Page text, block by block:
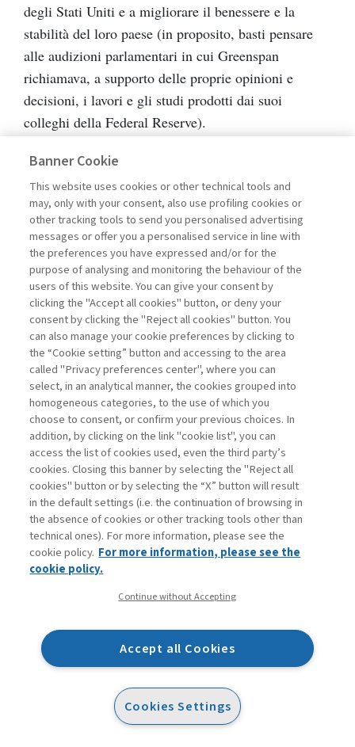
degli Stati Uniti e a migliorare il benessere e la
stabilità del loro paese (in proposito, basti pensare
alle audizioni parlamentari in cui Greenspan
richiamava, a supporto delle proprie opinioni e
decisioni, i lavori e gli studi prodotti dai suoi
colleghi della Federal Reserve).
Nel corso degli ultimi vent’anni il sistema bancario
italiano si è lentamente evoluto da settore chiuso e
caratterizzato dalla presenza di istituzioni cui era
attribuita una prioritaria funzione sociale verso un
modello di settore aperto, caratterizzato dalla
presenza di imprese in concorrenza fra loro con un
obiettivo di creazione di ricchezza per i propri
azionisti. Parallelamente, la regolamentazione
bancaria si è evoluta, almeno nel disegno normativo,
verso un modello di vigilanza prudenziale nel quale
l’organo di controllo esercita una funzione di arbitro
che assicura il rispetto di regole oggettive uguali per
tutti. L’annus horribilisappena concluso ha mostrato
con chiarezza come questo percorso evolutivo, fatto
anche di una crescente iniezione di managerialità sia
presso l’organo di controllo sia presso le istituzioni
controllate, debba ancora trovare pieno
completamento.
Contenuti collegati
Banner Cookie
This website uses cookies or other technical tools and
may, only with your consent, also use profiling cookies or
other tracking tools to send you personalised advertising
messages or offer you a personalised service in line with
the preferences you have expressed and/or for the
purpose of analysing and monitoring the behaviour of the
users of this website. You can give your consent by
clicking the "Accept all cookies" button, or deny your
consent by clicking the "Reject all cookies" button. You
can also manage your cookie preferences by clicking to
the “Cookie setting” button and accessing to the area
called "Privacy preferences center", where you can
select, in an analytical manner, the cookies grouped into
homogeneous categories, to the use of which you
choose to consent, or confirm your previous choices. In
addition, by clicking on the link "cookie list", you can
access the list of cookies used, even the third party’s
cookies. Closing this banner by selecting the "Reject all
cookies" button or by selecting the “X” button will result
in the default settings (i.e. the continuation of browsing in
the absence of cookies or other tracking tools other than
technical ones). For more information, please see the
cookie policy. For more information, please see the
cookie policy.
Continue without Accepting
Accept all Cookies
Cookies Settings